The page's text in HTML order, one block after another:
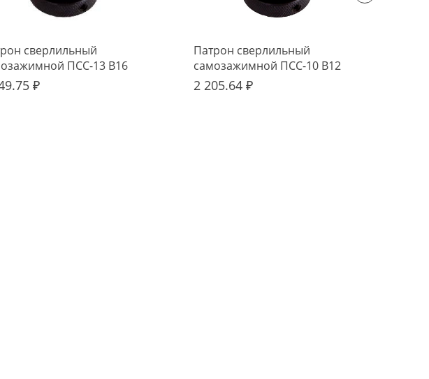
сверлильный
ПСС-13 В16
₽
Патрон сверлильный
самозажимной ПСС-10 В12
2 205.64 ₽